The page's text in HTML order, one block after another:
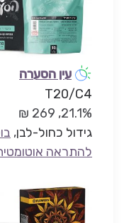
עין הסערה
T20/C4
21.1%, 269 ₪
גידול כחול-לבן,
להתראה